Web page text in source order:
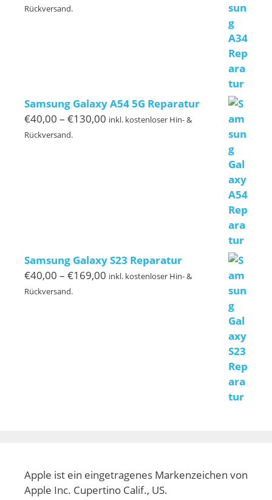
Rückversand.
Samsung Galaxy A54 5G Reparatur
€40,00 – €130,00 Preisspanne:
inkl. kostenloser Hin- &
Rückversand.
Samsung Galaxy S23 Reparatur
€40,00 – €169,00 Preisspanne:
inkl. kostenloser Hin- &
Rückversand.
Apple ist ein eingetragenes Markenzeichen von
Apple Inc. Cupertino Calif., US.